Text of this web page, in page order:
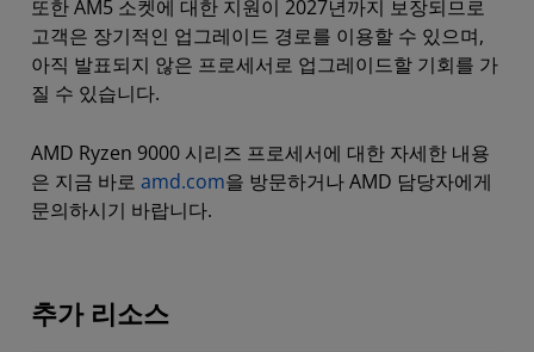
또한 AM5 소켓에 대한 지원이 2027년까지 보장되므로
고객은 장기적인 업그레이드 경로를 이용할 수 있으며,
아직 발표되지 않은 프로세서로 업그레이드할 기회를 가
질 수 있습니다.
AMD Ryzen 9000 시리즈 프로세서에 대한 자세한 내용
은 지금 바로 amd.com을 방문하거나 AMD 담당자에게
문의하시기 바랍니다.
추가 리소스